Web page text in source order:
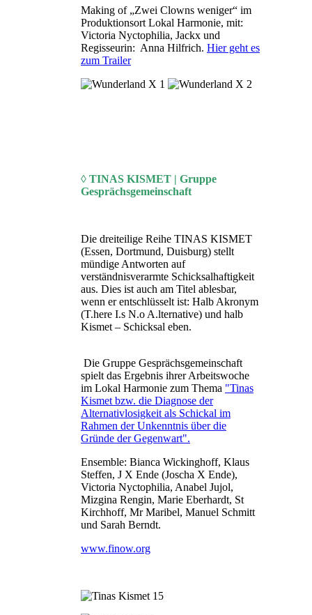
Making of „Zwei Clowns weniger“ im
Produktionsort Lokal Harmonie, mit:
Victoria Nyctophilia, Jackx und
Regisseurin: Anna Hilfrich. Hier geht es
zum Trailer
◊ TINAS KISMET | Gruppe
Gesprächsgemeinschaft
Die dreiteilige Reihe TINAS KISMET
(Essen, Dortmund, Duisburg) stellt
mündige Antworten auf
verständnisverarmte Schicksalhaftigkeit
aus. Dies ist auch am Titel ablesbar,
wenn er entschlüsselt ist: Halb Akronym
(T.here I.s N.o A.lternative) und halb
Kismet – Schicksal eben.
Die Gruppe Gesprächsgemeinschaft
spielt das Ergebnis ihrer Arbeitswoche
im Lokal Harmonie zum Thema "Tinas
Kismet bzw. die Diagnose der
Alternativlosigkeit als Schickal im
Rahmen der Unkenntnis über die
Gründe der Gegenwart".
Ensemble: Bianca Wickinghoff, Klaus
Steffen, J X Ende (Joscha X Ende),
Victoria Nyctophilia, Anabel Jujol,
Mizgina Rengin, Marie Eberhardt, St
Kirchhoff, Mr Maribel, Manuel Schmitt
und Sarah Berndt.
www.finow.org